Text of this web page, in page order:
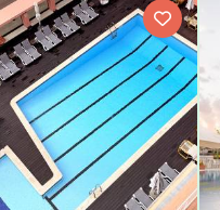
détails